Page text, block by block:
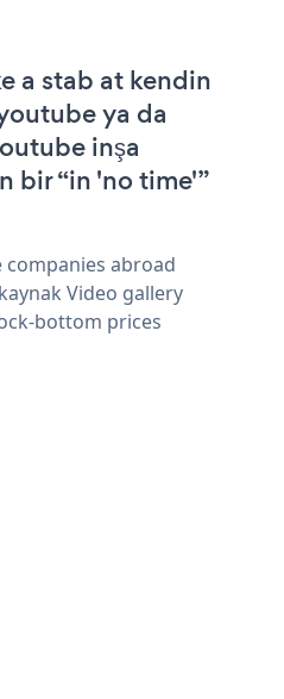
a stab at kendin
ya da
inşa
bir “in 'no time'”
abroad
Video gallery
bottom prices